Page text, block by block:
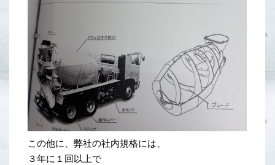
この他に、弊社の社内規格には、
３年に１回以上で